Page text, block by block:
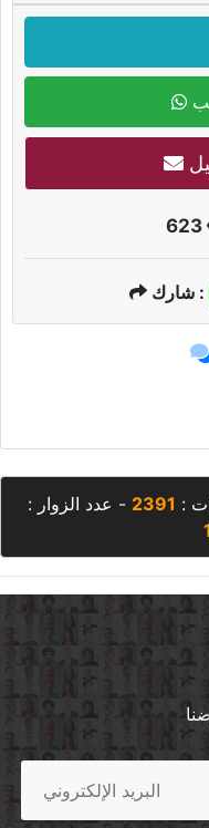
شارك :
:
2391 - عدد الزوار :